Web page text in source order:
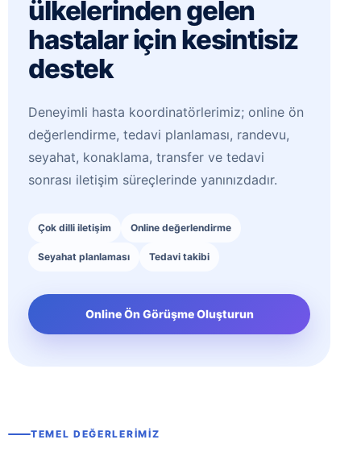
ülkelerinden gelen
hastalar için kesintisiz
destek
Deneyimli hasta koordinatörlerimiz; online ön
değerlendirme, tedavi planlaması, randevu,
seyahat, konaklama, transfer ve tedavi
sonrası iletişim süreçlerinde yanınızdadır.
Çok dilli iletişim Online değerlendirme
Seyahat planlaması Tedavi takibi
Online Ön Görüşme Oluşturun
TEMEL DEĞERLERIMIZ